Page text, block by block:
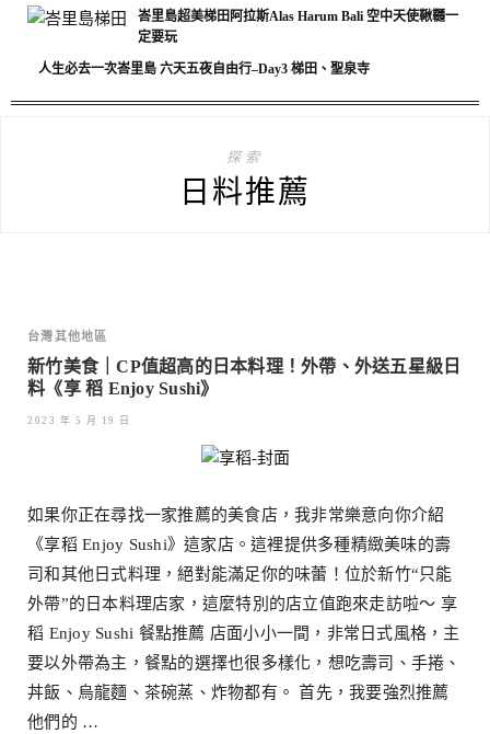
峇里島超美梯田阿拉斯Alas Harum Bali 空中天使鞦韆一
定要玩
人生必去一次峇里島 六天五夜自由行–Day3 梯田、聖泉寺
探索
日料推薦
台灣其他地區
新竹美食｜CP值超高的日本料理！外帶、外送五星級日
料《享 稻 Enjoy Sushi》
2023 年 5 月 19 日
如果你正在尋找一家推薦的美食店，我非常樂意向你介紹
《享稻 Enjoy Sushi》這家店。這裡提供多種精緻美味的壽
司和其他日式料理，絕對能滿足你的味蕾！位於新竹“只能
外帶”的日本料理店家，這麼特別的店立值跑來走訪啦～ 享
稻 Enjoy Sushi 餐點推薦 店面小小一間，非常日式風格，主
要以外帶為主，餐點的選擇也很多樣化，想吃壽司、手捲、
丼飯、烏龍麵、茶碗蒸、炸物都有。 首先，我要強烈推薦
他們的 …